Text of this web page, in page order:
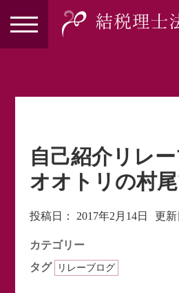
自己紹介リレー
オオトリの村尾
投稿日： 2017年2月14日 更新
カテゴリー
タグ
リレーブログ